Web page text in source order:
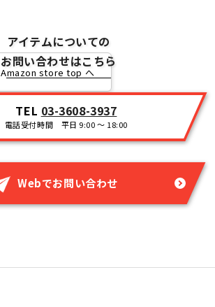
Amazon store top へ
アイテムについての
お問い合わせはこちら
TEL 03-3608-3937
電話受付時間 平日 9:00 ～ 18:00
Webでお問い合わせ